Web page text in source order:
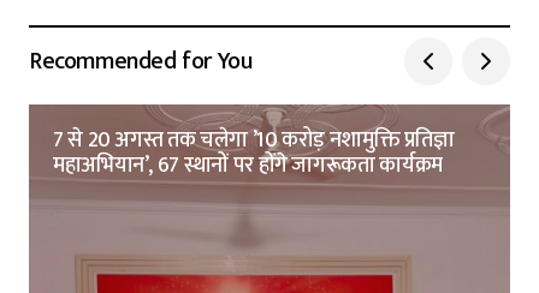
Recommended for You
7 से 20 अगस्त तक चलेगा ’10 करोड़ नशामुक्ति प्रतिज्ञा
महाअभियान’, 67 स्थानों पर होंगे जागरूकता कार्यक्रम